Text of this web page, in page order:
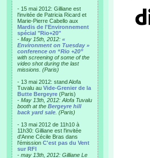
- 15 mai 2012: Gilliane est
l'invitée de Patricia Ricard et
Marie-Pierre Cabello aux
Mardis de l'Environnement
spécial "Rio+20"
- May 15th, 2012: «
Environment on Tuesday »
conference on “Rio +20”
with screening of some of the
video shot during the last
missions. (Paris)
- 13 mai 2012: stand Alofa
Tuvalu au Vide-Grenier de la
Butte Bergeyre (Paris)
- May 13th, 2012: Alofa Tuvalu
booth at the Bergeyre hill
back yard sale . (Paris)
- 13 mai 2012 de 11h10 à
11h30: Gilliane est l'invitée
d'Anne Cécile Bras dans
l'émission C'est pas du Vent
sur RFI
- may 13th, 2012: Gilliane Le